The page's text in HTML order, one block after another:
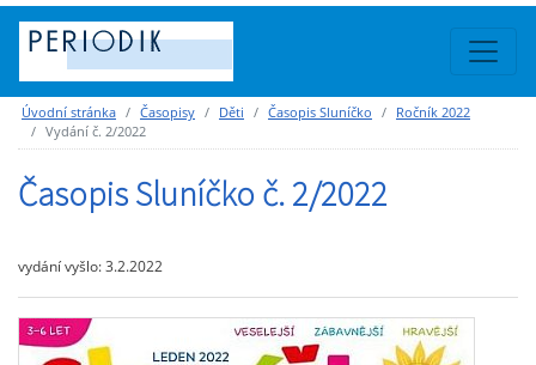
Úvodní stránka Časopisy Děti Časopis Sluníčko
Ročník 2022
Vydání č. 2/2022
Časopis Sluníčko č. 2/2022
vydání vyšlo: 3.2.2022